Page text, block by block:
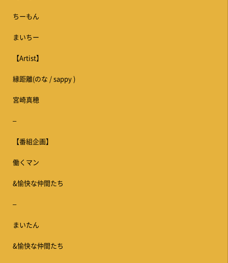
ちーもん
まいちー
【Artist】
縁距離(のな / sappy )
宮崎真穂
–
【番組企画】
働くマン
&愉快な仲間たち
–
まいたん
&愉快な仲間たち